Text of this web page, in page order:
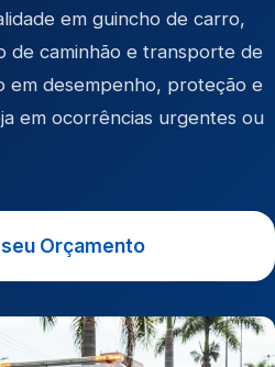
em guincho de carro,
de caminhão e transporte de
em desempenho, proteção e
em ocorrências urgentes ou
Orçamento